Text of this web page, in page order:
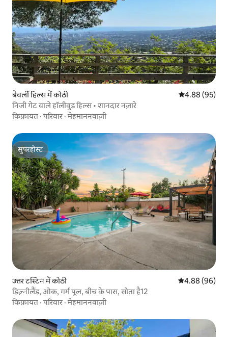
बेवर्ली हिल्स में कोठी औसत रेटिंग 5 में
4.88 (95)
निजी गेट वाले हॉलीवुड हिल्स • शानदार नज़ारे
किफ़ायत ·परिवार ·मेहमाननवाज़ी
सुपरहोस्ट
सुपरहोस्ट
उत्तर टस्टिन में कोठी औसत रेटिंग 5 में
4.88 (96)
डिज़्नीलैंड, ओक, गर्म पूल, बीच के पास, सोता है12
किफ़ायत ·परिवार ·मेहमाननवाज़ी